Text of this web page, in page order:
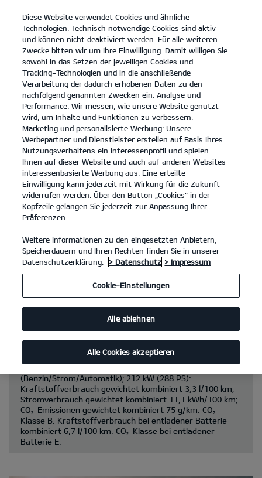
open
menu
KONTAKT
AKTIONEN
AKTIONEN
Der Kia Sportage.
Platz für alles, was Familie ausmacht. Mehr erfahren
Kia Sportage 1.6 T-GDI 48V AWD DCT(Benzin/Automatik);
2 2
Kraftstoffverbrauch kombiniert 6,5 l/100 km; CO
Emissionen kombiniert 147 g/km. CO -Klasse E.
Kia Sportage Plug-in Hybrid 1.6 T-GDI AT AWD
(Benzin/Strom/Automatik); 212 kW (288 PS):
Kraftstoffverbrauch gewichtet kombiniert 3,3 l/100 km;
Stromverbrauch gewichtet kombiniert 11,1 kWh/100 km;
CO2-Emissionen gewichtet kombiniert 75 g/km. CO2-
Klasse B. Kraftstoffverbrauch bei entladener Batterie
kombiniert 6,7 l/100 km. CO2-Klasse bei entladener
Batterie E.
Diese Website verwendet Cookies und ähnliche
Technologien. Technisch notwendige Cookies sind aktiv
und können nicht deaktiviert werden. Für alle weiteren
Zwecke bitten wir um Ihre Einwilligung. Damit willigen Sie
sowohl in das Setzen der jeweiligen Cookies und
Tracking-Technologien und in die anschließende
Verarbeitung der dadurch erhobenen Daten zu den
nachfolgend genannten Zwecken ein: Analyse und
Performance: Wir messen, wie unsere Website genutzt
wird, um Inhalte und Funktionen zu verbessern.
Marketing und personalisierte Werbung: Unsere
Werbepartner und Dienstleister erstellen auf Basis Ihres
Nutzungsverhaltens ein Interessenprofil und spielen
Ihnen auf dieser Website und auch auf anderen Websites
interessenbasierte Werbung aus. Eine erteilte
Einwilligung kann jederzeit mit Wirkung für die Zukunft
widerrufen werden. Über den Button „Cookies“ in der
Kopfzeile gelangen Sie jederzeit zur Anpassung Ihrer
Präferenzen.
Weitere Informationen zu den eingesetzten Anbietern,
Speicherdauern und Ihren Rechten finden Sie in unserer
Datenschutzerklärung.
> Datenschutz > Impressum
Cookie-Einstellungen
Alle ablehnen
Alle Cookies akzeptieren